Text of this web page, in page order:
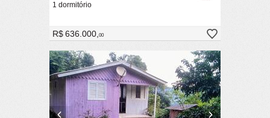
1 dormitório
R$ 636.000,00